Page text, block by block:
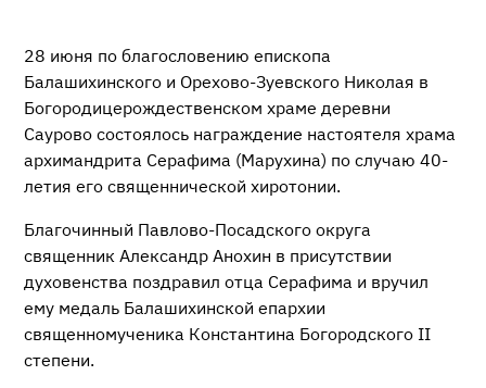
28 июня по благословению епископа
Балашихинского и Орехово-Зуевского Николая в
Богородицерождественском храме деревни
Саурово состоялось награждение настоятеля храма
архимандрита Серафима (Марухина) по случаю 40-
летия его священнической хиротонии.
Благочинный Павлово-Посадского округа
священник Александр Анохин в присутствии
духовенства поздравил отца Серафима и вручил
ему медаль Балашихинской епархии
священномученика Константина Богородского II
степени.